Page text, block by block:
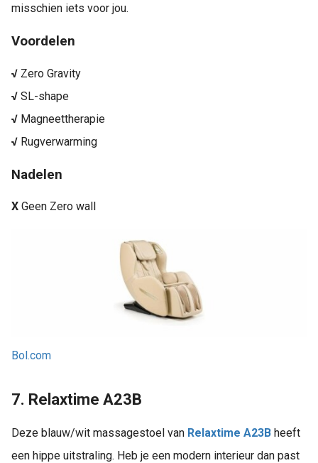
misschien iets voor jou.
Voordelen
√ Zero Gravity
√ SL-shape
√ Magneettherapie
√ Rugverwarming
Nadelen
X Geen Zero wall
Bol.com
7. Relaxtime A23B
Deze blauw/wit massagestoel van Relaxtime A23B heeft
een hippe uitstraling. Heb je een modern interieur dan past